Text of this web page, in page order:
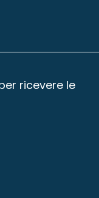
ricevere le